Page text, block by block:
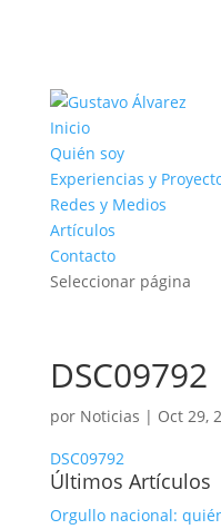
Inicio
Quién soy
Experiencias y
Redes y Medios
Artículos
Contacto
Seleccionar página
DSC09792
por Noticias | Oct 29,
DSC09792
Últimos Artículos
Orgullo nacional: